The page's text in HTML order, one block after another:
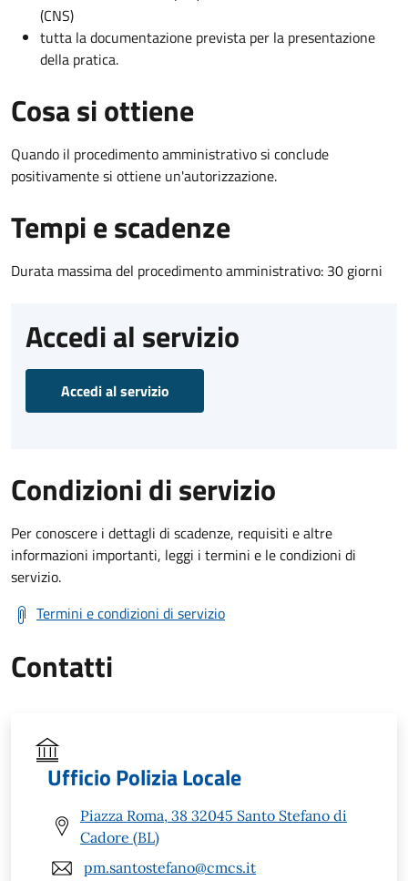
(CNS)
tutta la documentazione prevista per la presentazione
della pratica.
Cosa si ottiene
Quando il procedimento amministrativo si conclude
positivamente si ottiene un'autorizzazione.
Tempi e scadenze
Durata massima del procedimento amministrativo: 30 giorni
Accedi al servizio
Accedi al servizio
Condizioni di servizio
Per conoscere i dettagli di scadenze, requisiti e altre
informazioni importanti, leggi i termini e le condizioni di
servizio.
Termini e condizioni di servizio
Contatti
Ufficio Polizia Locale
Piazza Roma, 38 32045 Santo Stefano di
Cadore (BL)
pm.santostefano@cmcs.it